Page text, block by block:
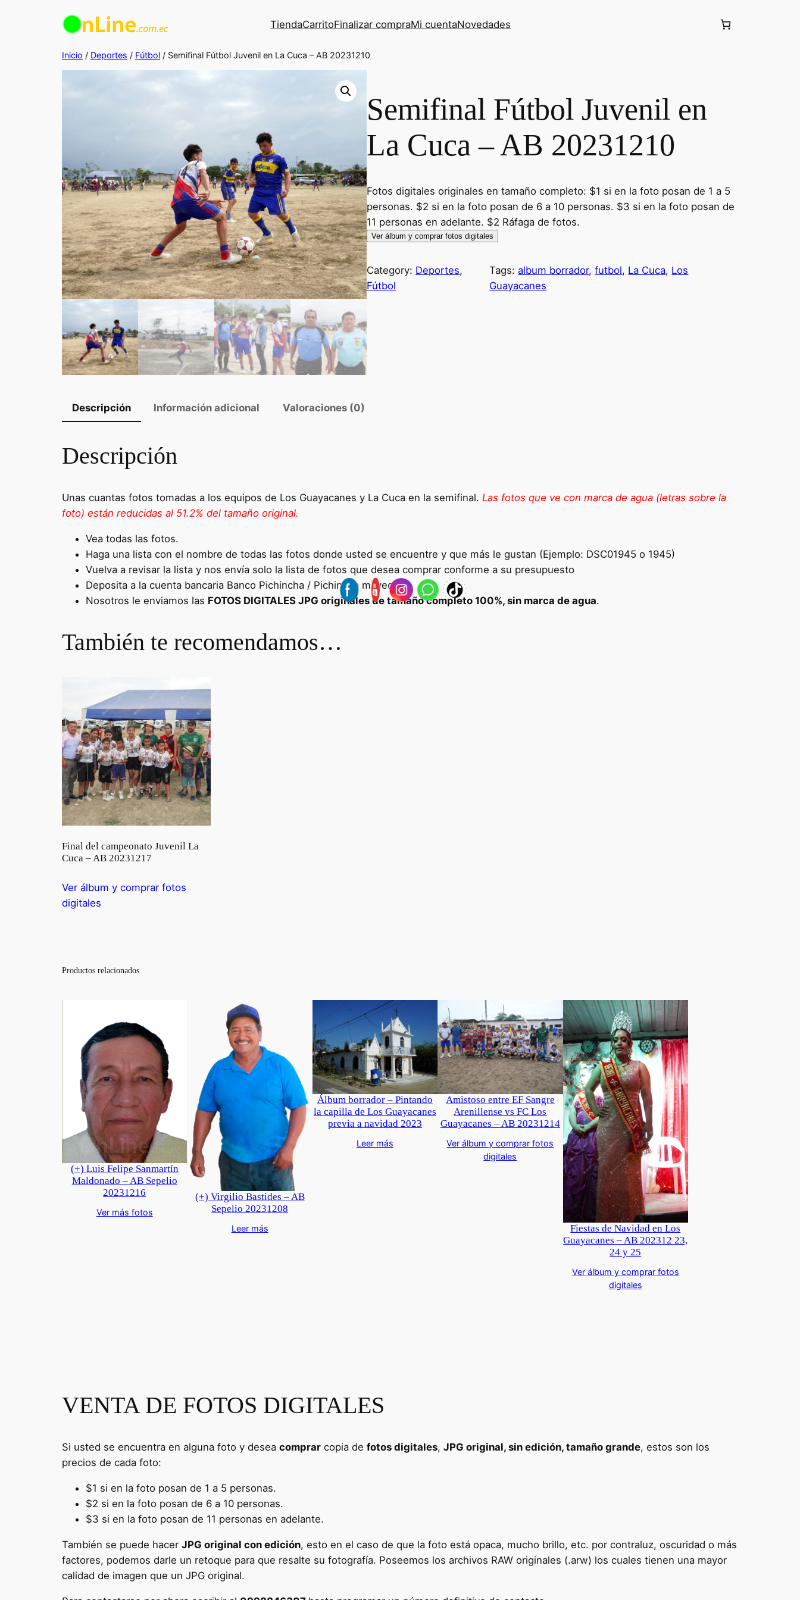
TiendaCarritoFinalizar compraMi cuentaNovedades
Inicio / Deportes / Fútbol / Semifinal Fútbol Juvenil en La Cuca – AB 20231210
Semifinal Fútbol Juvenil en
La Cuca – AB 20231210
Fotos digitales originales en tamaño completo: $1 si en la foto posan de 1 a 5
personas. $2 si en la foto posan de 6 a 10 personas. $3 si en la foto posan de
11 personas en adelante. $2 Ráfaga de fotos.
Ver álbum y comprar fotos digitales
Category: Deportes
Fútbol
Tags:album borrador, futbol, La Cuca, Los
Guayacanes
Descripción Información adicional Valoraciones (0)
Descripción
Unas cuantas fotos tomadas a los equipos de Los Guayacanes y La Cuca en la semifinal. Las fotos que ve con marca de agua (letras sobre la
foto) están reducidas al 51.2% del tamaño original.
Vea todas las fotos.
Haga una lista con el nombre de todas las fotos donde usted se encuentre y que más le gustan (Ejemplo: DSC01945 o 1945)
Vuelva a revisar la lista y nos envía solo la lista de fotos que desea comprar conforme a su presupuesto
Deposita a la cuenta bancaria Banco Pichincha / Pichincha mi vecino.
Nosotros le enviamos las FOTOS DIGITALES JPG originales de tamaño completo 100%, sin marca de agua.
También te recomendamos…
Final del campeonato Juvenil La
Cuca – AB 20231217
Ver álbum y comprar fotos
digitales
Productos relacionados
(+) Luis Felipe Sanmartín
Maldonado – AB Sepelio
20231216
Ver más fotos
(+) Virgilio Bastides – AB
Sepelio 20231208
Leer más
Álbum borrador – Pintando
la capilla de Los Guayacanes
previa a navidad 2023
Leer más
Amistoso entre EF Sangre
Arenillense vs FC Los
Guayacanes – AB 20231214
Ver álbum y comprar fotos
digitales
Fiestas de Navidad en Los
Guayacanes – AB 202312 23,
24 y 25
Ver álbum y comprar fotos
digitales
VENTA DE FOTOS DIGITALES
Si usted se encuentra en alguna foto y desea comprar copia de fotos digitales, JPG original, sin edición, tamaño grande, estos son los
precios de cada foto:
$1 si en la foto posan de 1 a 5 personas.
$2 si en la foto posan de 6 a 10 personas.
$3 si en la foto posan de 11 personas en adelante.
También se puede hacer JPG original con edición, esto en el caso de que la foto está opaca, mucho brillo, etc. por contraluz, oscuridad o más
factores, podemos darle un retoque para que resalte su fotografía. Poseemos los archivos RAW originales (.arw) los cuales tienen una mayor
calidad de imagen que un JPG original.